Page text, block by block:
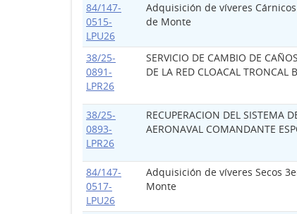
84/147-
0515-
LPU26
Adquisición de víveres
de Monte
38/25-
0891-
LPR26
SERVICIO DE CAMBIO DE
DE LA RED CLOACAL TRONCAL
38/25-
0893-
LPR26
RECUPERACION DEL SISTEMA
AERONAVAL COMANDANTE
84/147-
0517-
LPU26
Adquisición de víveres Secos
Monte